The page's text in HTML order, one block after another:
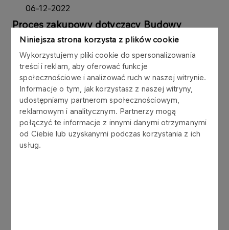
Niniejsza strona korzysta z plików cookie
Wykorzystujemy pliki cookie do spersonalizowania
treści i reklam, aby oferować funkcje
społecznościowe i analizować ruch w naszej witrynie.
Informacje o tym, jak korzystasz z naszej witryny,
udostępniamy partnerom społecznościowym,
reklamowym i analitycznym. Partnerzy mogą
połączyć te informacje z innymi danymi otrzymanymi
od Ciebie lub uzyskanymi podczas korzystania z ich
usług.
06-12-2022
Proces zakupowy dotyczący Budowy
Instalacji do Oczyszczania Ługu Zużytego
WAO z jednostką AP
Więcej
03-11-2022
RFI dla nowej Instalacji WAO plus AP w
Zakładzie Produkcyjnym PKN ORLEN S.A. w
formule EPC